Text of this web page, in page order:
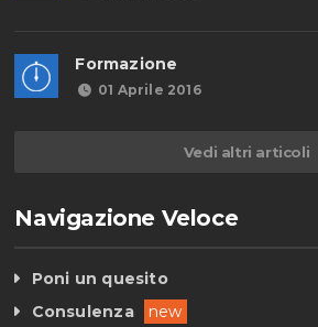
Formazione
01 Aprile 2016
Vedi altri articoli
Navigazione Veloce
Poni un quesito
Consulenza
new